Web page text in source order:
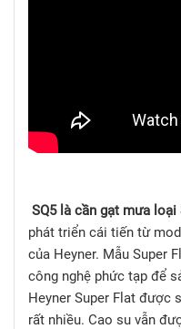
SQ5 là cần gạt mưa loại
phát triển cái tiến từ
của Heyner. Mẫu Super
công nghệ phức tạp để
Heyner Super Flat được
rất nhiều. Cao su vẫn